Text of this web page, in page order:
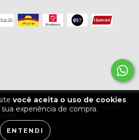
você aceita o uso de cookies
sua experiência de compra.
ENTENDI
de Decoração LTDA - 08391279000193 -